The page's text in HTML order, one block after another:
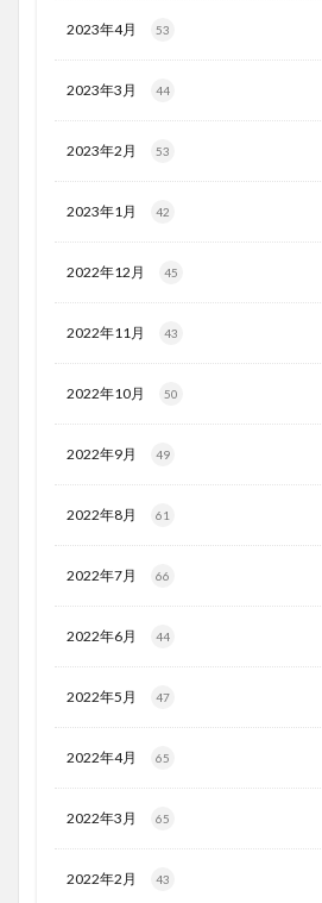
2023年4月 53
2023年3月 44
2023年2月 53
2023年1月 42
2022年12月 45
2022年11月 43
2022年10月 50
2022年9月 49
2022年8月 61
2022年7月 66
2022年6月 44
2022年5月 47
2022年4月 65
2022年3月 65
2022年2月 43